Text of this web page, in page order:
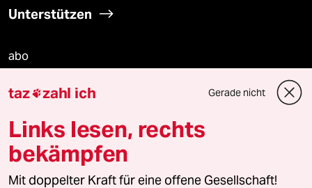
Unterstützen
abo
genossenschaft
taz zahl ich
recherchefonds ausland
taz zahl ich Gerade nicht
Links lesen, rechts
bekämpfen
Mit doppelter Kraft für eine offene Gesellschaft!